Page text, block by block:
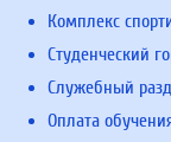
Комплекс
Студенческий
Служебный
Оплата